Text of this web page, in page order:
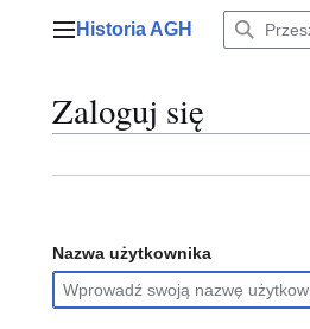
Menu główne
Historia AGH
Zaloguj się
Nazwa użytkownika